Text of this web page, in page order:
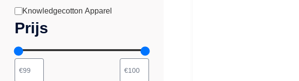
Merk
Knowledgecotton Apparel
Prijs